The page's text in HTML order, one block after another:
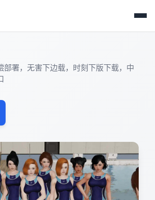
部署，无害下边载，时刻下版下载，中